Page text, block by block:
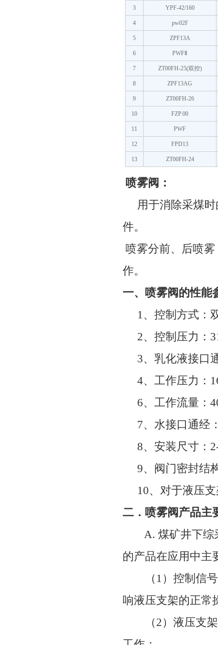
3 YPF-42/160
4 pw02F
5 ZPF13A
6 PWFⅡ
7 ZT00FH-25(双控)
8 ZPF13AG
9 ZT00FH-26
10 FZP.00
11 PWF
12 FPD13
13 ZT00FH-24
喷雾阀：
用于消除采煤
件。
喷雾分前、后喷
作。
一、喷雾阀的性能
1、控制方式：
2、控制压力：
3、乳化液接口
4、工作压力：
6、工作流量：
7、水接口通经
8、安装尺寸：
9、阀门密封结
10、对于液压
二．喷雾阀产品主
A. 煤矿井下综
的产品在应用中主
（ 1 ）控制信
响液压支架的正常
（2）液压支